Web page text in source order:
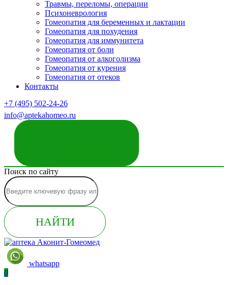
Травмы, переломы, операции
Психоневрология
Гомеопатия для беременных и лактации
Гомеопатия для похудения
Гомеопатия для иммунитета
Гомеопатия от боли
Гомеопатия от алкоголизма
Гомеопатия от курения
Гомеопатия от отеков
Контакты
+7 (495) 502-24-26
info@aptekahomeo.ru
Поиск по сайту
НАЙТИ
whatsapp
0